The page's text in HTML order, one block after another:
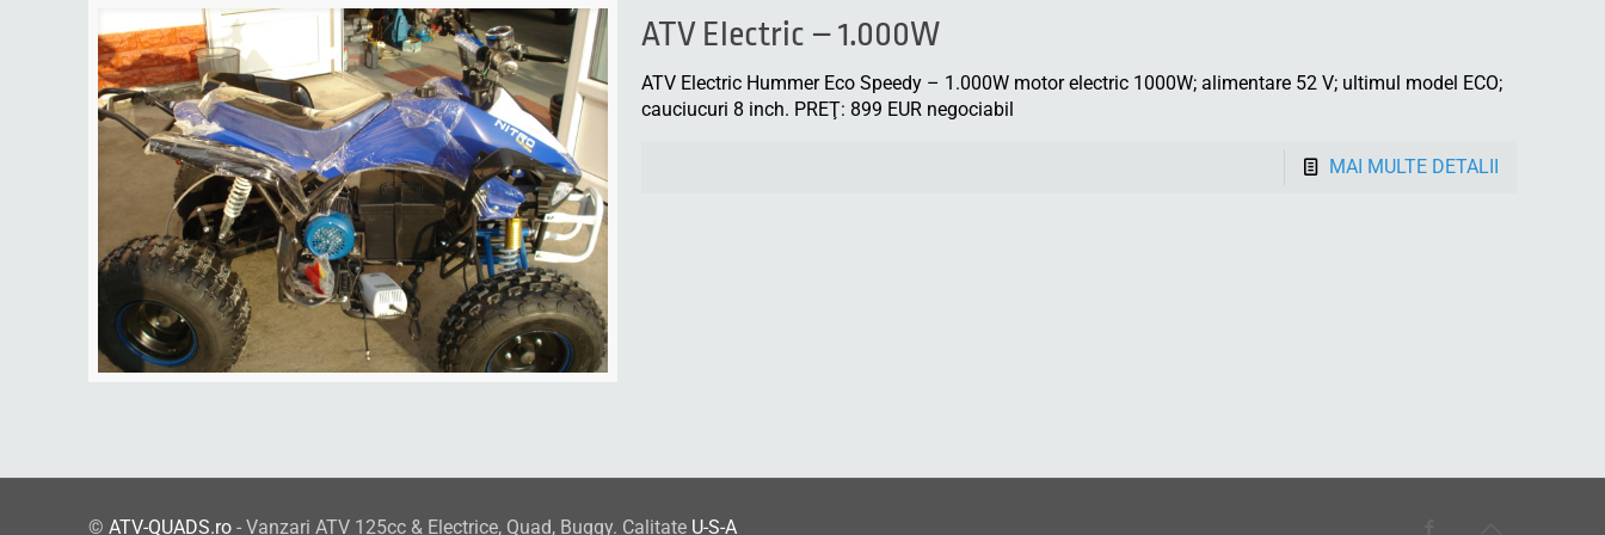
ATV Electric – 1.000W
ATV Electric Hummer Eco Speedy – 1.000W motor electric 1000W; alimentare 52 V; ultimul model ECO;
cauciucuri 8 inch. PREŢ: 899 EUR negociabil
MAI MULTE DETALII
© ATV-QUADS.ro - Vanzari ATV 125cc & Electrice, Quad, Buggy. Calitate U-S-A